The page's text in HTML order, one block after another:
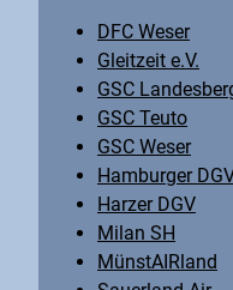
DFC Weser
Gleitzeit e.V.
GSC
GSC Teuto
GSC Weser
Hamburger
Harzer DGV
Milan SH
MünstAIRland